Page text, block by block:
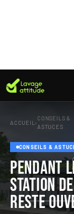
contenu
ACCUEIL ›
CONSEILS &
ASTUCES
CONSEILS &
Pendant
station
reste